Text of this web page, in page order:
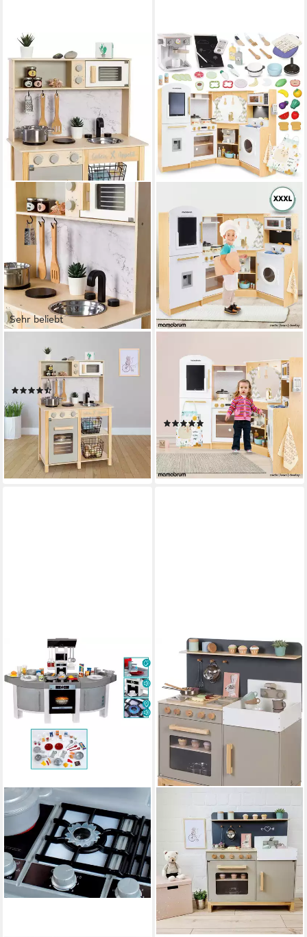
Sehr beliebt
Spielküche Little Chef Holz,
aus Holz
(73)
54,99 € UVP104,90 €
-48%
lieferbar - in 2-3 Werktagen bei dir
Spielküche Kinderküche 3+,
Interaktiver XXXL
Spielzeugherd mit LED-
Beleuchtung Holz
(6)
179,00 € UVP329,00 €
-46%
lieferbar - in 3-4 Werktagen bei dir